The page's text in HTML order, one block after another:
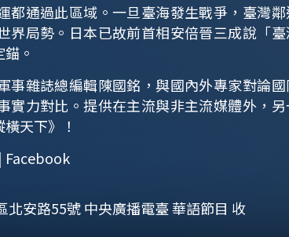
都通過此區域。一旦臺海發生戰爭，臺灣
界局勢。日本已故前首相安倍晉三成說「臺
。
事雜誌總編輯陳國銘，與國內外專家對論
實力對比。提供在主流與非主流媒體外，
天下》！
Facebook
安路55號 中央廣播電臺 華語節目 收